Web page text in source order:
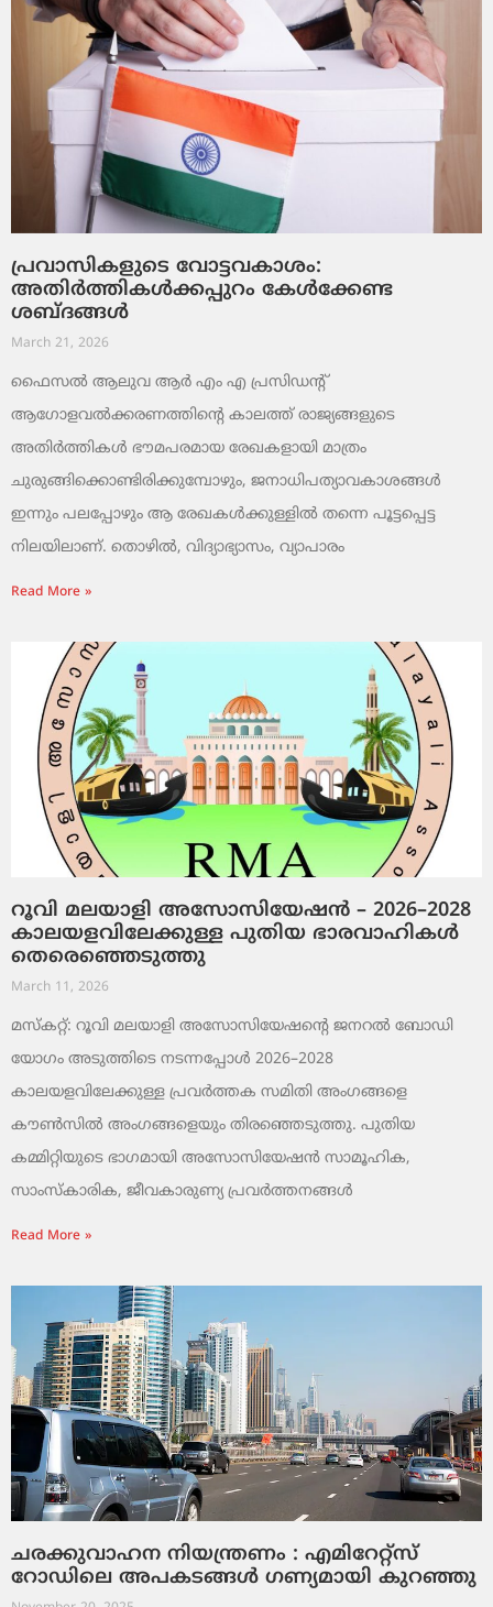
പ്രവാസികളുടെ വോട്ടവകാശം:
അതിർത്തികൾക്കപ്പുറം കേൾക്കേണ്ട
ശബ്ദങ്ങൾ
March 21, 2026
ഫൈസൽ ആലുവ ആർ എം എ പ്രസിഡന്റ്
ആഗോളവൽക്കരണത്തിന്റെ കാലത്ത് രാജ്യങ്ങളുടെ
അതിർത്തികൾ ഭൗമപരമായ രേഖകളായി മാത്രം
ചുരുങ്ങിക്കൊണ്ടിരിക്കുമ്പോഴും, ജനാധിപത്യാവകാശങ്ങൾ
ഇന്നും പലപ്പോഴും ആ രേഖകൾക്കുള്ളിൽ തന്നെ പൂട്ടപ്പെട്ട
നിലയിലാണ്. തൊഴിൽ, വിദ്യാഭ്യാസം, വ്യാപാരം
Read More »
റൂവി മലയാളി അസോസിയേഷൻ – 2026–2028
കാലയളവിലേക്കുള്ള പുതിയ ഭാരവാഹികൾ
തെരെഞ്ഞെടുത്തു
March 11, 2026
മസ്കറ്റ്: റൂവി മലയാളി അസോസിയേഷന്റെ ജനറൽ ബോഡി
യോഗം അടുത്തിടെ നടന്നപ്പോൾ 2026–2028
കാലയളവിലേക്കുള്ള പ്രവർത്തക സമിതി അംഗങ്ങളെ
കൗൺസിൽ അംഗങ്ങളെയും തിരഞ്ഞെടുത്തു. പുതിയ
കമ്മിറ്റിയുടെ ഭാഗമായി അസോസിയേഷൻ സാമൂഹിക,
സാംസ്‌കാരിക, ജീവകാരുണ്യ പ്രവർത്തനങ്ങൾ
Read More »
ചരക്കുവാഹന നിയന്ത്രണം : എമിറേറ്റ്സ്
റോഡിലെ അപകടങ്ങൾ ഗണ്യമായി കുറഞ്ഞു